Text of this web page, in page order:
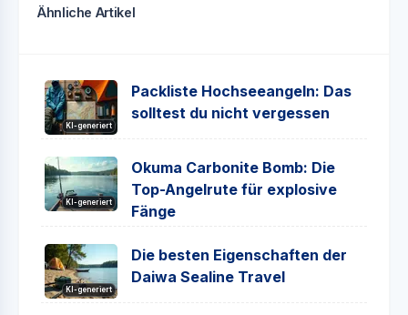
Ähnliche Artikel
KI-generiert
Packliste Hochseeangeln: Das
solltest du nicht vergessen
KI-generiert
Okuma Carbonite Bomb: Die
Top-Angelrute für explosive
Fänge
KI-generiert
Die besten Eigenschaften der
Daiwa Sealine Travel